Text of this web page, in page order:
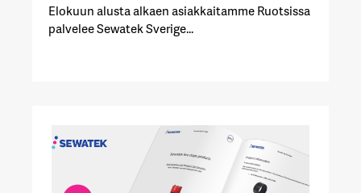
Elokuun alusta alkaen asiakkaitamme Ruotsissa
palvelee Sewatek Sverige...